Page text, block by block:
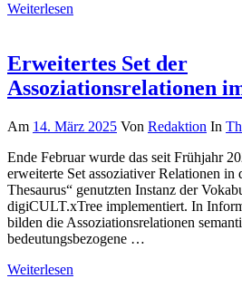
Weiterlesen
Erweitertes Set der
Assoziationsrelationen
Am 14. März 2025 Von Redaktion In
Ende Februar wurde das seit Frühjahr
erweiterte Set assoziativer Relationen in
Thesaurus“ genutzten Instanz der
digiCULT.xTree implementiert. In
bilden die Assoziationsrelationen
bedeutungsbezogene …
Weiterlesen